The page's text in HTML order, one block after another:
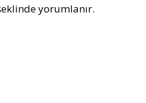
yorumlanır.